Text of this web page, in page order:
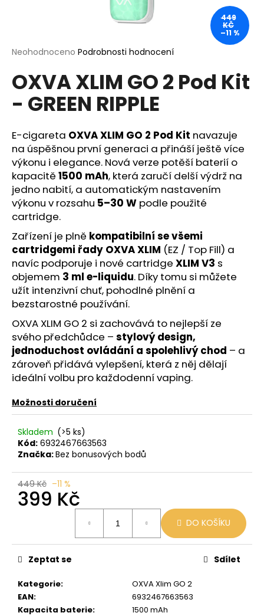
Průměrné
produktu
je
z
hvězdiček.
Neohodnoceno Podrobnosti hodnocení
OXVA XLIM GO 2 Pod Kit
- GREEN RIPPLE
E-cigareta OXVA XLIM GO 2 Pod Kit navazuje
na úspěšnou první generaci a přináší ještě více
výkonu i elegance. Nová verze potěší baterií o
kapacitě 1500 mAh, která zaručí delší výdrž na
jedno nabití, a automatickým nastavením
výkonu v rozsahu 5–30 W podle použité
cartridge.
Zařízení je plně kompatibilní se všemi
cartridgemi řady OXVA XLIM (EZ / Top Fill) a
navíc podporuje i nové cartridge XLIM V3 s
objemem 3 ml e-liquidu. Díky tomu si můžete
užít intenzivní chuť, pohodlné plnění a
bezstarostné používání.
OXVA XLIM GO 2 si zachovává to nejlepší ze
svého předchůdce – stylový design,
jednoduchost ovládání a spolehlivý chod – a
zároveň přidává vylepšení, která z něj dělají
ideální volbu pro každodenní vaping.
Možnosti doručení
Skladem (>5 ks)
Kód: 6932467663563
Značka:Bez bonusových bodů
449 Kč –11 %
399 Kč
DO KOŠÍKU
Kategorie:
OXVA Xlim GO 2
EAN:
6932467663563
Kapacita baterie:
1500 mAh
Zeptat se Sdílet
449
KČ
–11 %
í
t
?
HLEDAT
D
o
p
r
u
č
u
j
e
m
e
LIO
POD
CUBA
LIBRE
59
Původně:
99
Kč